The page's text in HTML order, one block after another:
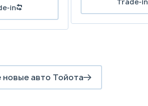
новые авто Тойота